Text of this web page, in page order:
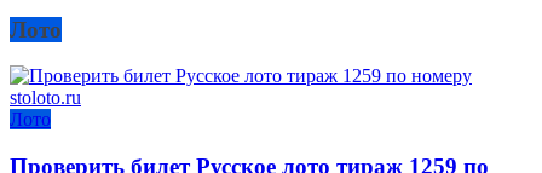
Лото
Лото
Проверить билет Русское лото тираж 1259 по